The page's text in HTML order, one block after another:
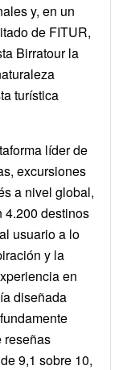
y, en un
de FITUR,
Birratour la
turística
líder de
excursiones
a nivel global,
4.200 destinos
usuario a lo
y la
en
diseñada
reseñas
9,1 sobre 10,